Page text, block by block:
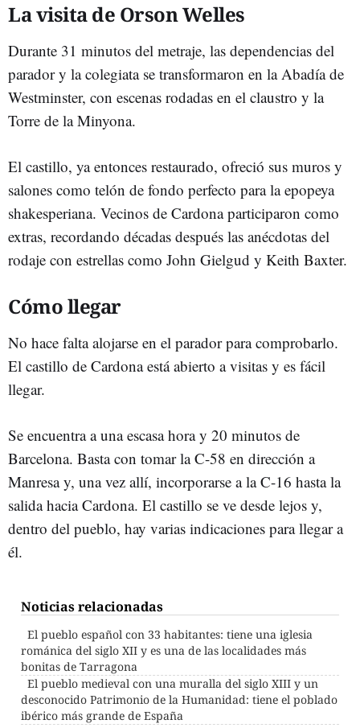
La visita de Orson Welles
Durante 31 minutos del metraje, las dependencias del
parador y la colegiata se transformaron en la Abadía de
Westminster, con escenas rodadas en el claustro y la
Torre de la Minyona.
El castillo, ya entonces restaurado, ofreció sus muros y
salones como telón de fondo perfecto para la epopeya
shakesperiana. Vecinos de Cardona participaron como
extras, recordando décadas después las anécdotas del
rodaje con estrellas como John Gielgud y Keith Baxter.
Cómo llegar
No hace falta alojarse en el parador para comprobarlo.
El castillo de Cardona está abierto a visitas y es fácil
llegar.
Se encuentra a una escasa hora y 20 minutos de
Barcelona. Basta con tomar la C-58 en dirección a
Manresa y, una vez allí, incorporarse a la C-16 hasta la
salida hacia Cardona. El castillo se ve desde lejos y,
dentro del pueblo, hay varias indicaciones para llegar a
él.
Noticias relacionadas
El pueblo español con 33 habitantes: tiene una iglesia
románica del siglo XII y es una de las localidades más
bonitas de Tarragona
El pueblo medieval con una muralla del siglo XIII y un
desconocido Patrimonio de la Humanidad: tiene el poblado
ibérico más grande de España